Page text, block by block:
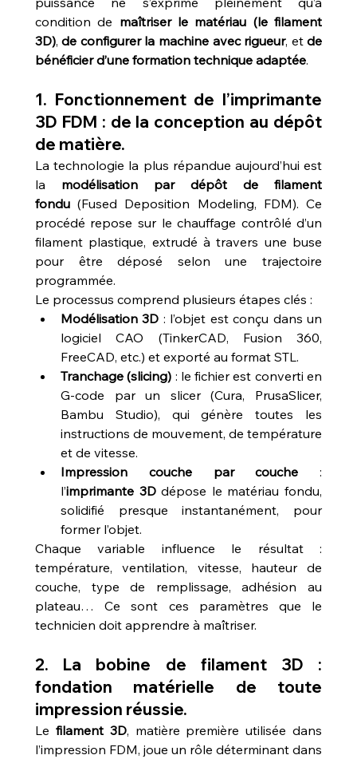
condition de maîtriser le matériau (le filament
3D), de configurer la machine avec rigueur, et de
bénéficier d’une formation technique adaptée.
1. Fonctionnement de l’imprimante
3D FDM : de la conception au dépôt
de matière.
La technologie la plus répandue aujourd’hui est
la modélisation par dépôt de filament
fondu (Fused Deposition Modeling, FDM). Ce
procédé repose sur le chauffage contrôlé d’un
filament plastique, extrudé à travers une buse
pour être déposé selon une trajectoire
programmée.
Le processus comprend plusieurs étapes clés :
Modélisation 3D : l’objet est conçu dans un
logiciel CAO (TinkerCAD, Fusion 360,
FreeCAD, etc.) et exporté au format STL.
Tranchage (slicing) : le fichier est converti en
G-code par un slicer (Cura, PrusaSlicer,
Bambu Studio), qui génère toutes les
instructions de mouvement, de température
et de vitesse.
Impression couche par couche :
l’imprimante 3D dépose le matériau fondu,
solidifié presque instantanément, pour
former l’objet.
Chaque variable influence le résultat :
température, ventilation, vitesse, hauteur de
couche, type de remplissage, adhésion au
plateau… Ce sont ces paramètres que le
technicien doit apprendre à maîtriser.
2. La bobine de filament 3D :
fondation matérielle de toute
impression réussie.
Le filament 3D, matière première utilisée dans
l’impression FDM, joue un rôle déterminant dans